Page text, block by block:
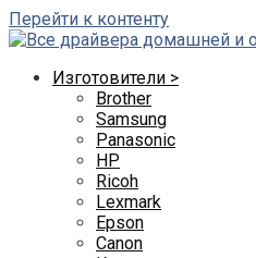
Перейти к контенту
Изготовители >
Brother
Samsung
Panasonic
HP
Ricoh
Lexmark
Epson
Canon